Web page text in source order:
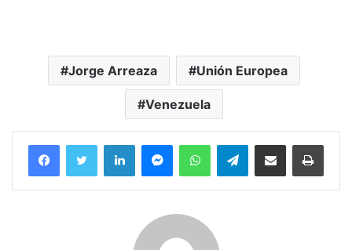
Jorge Arreaza Unión Europea
Venezuela
FacebookTwitter LinkedInMessengerWhatsAppTelegramCompartir por correo electrónico